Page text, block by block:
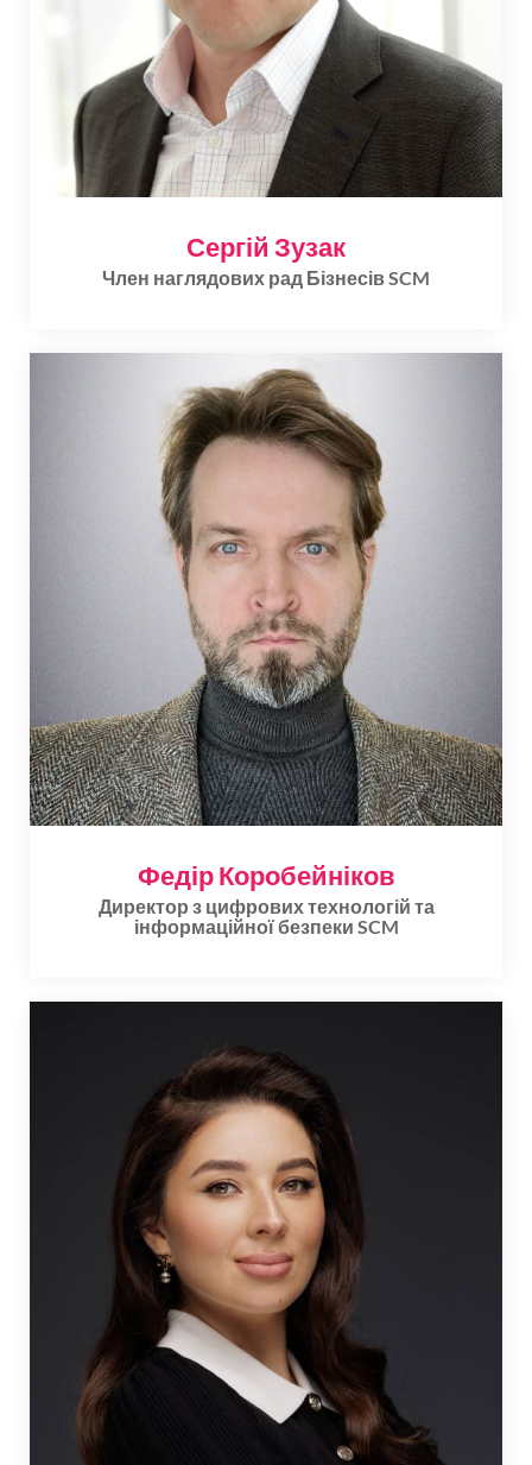
Сергій Зузак
Член наглядових рад Бізнесів SCM
Федір Коробейніков
Директор з цифрових технологій та
інформаційної безпеки SCM